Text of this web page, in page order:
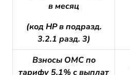
в месяц
(код НР в подразд.
3.2.1 разд. 3)
Взносы ОМС по
тарифу 5,1% с выплат